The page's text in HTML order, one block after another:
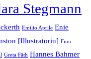
Stegmann
Emilio Aprile Enie
[Illustratorin] Finn
Greta Fäth Hannes Bahmer